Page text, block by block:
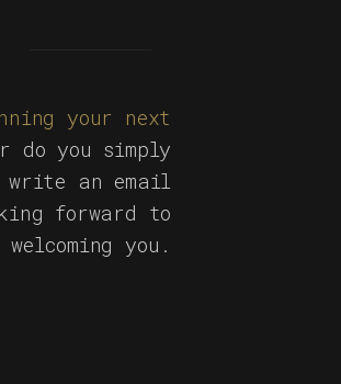
your next
do you simply
an email
forward to
welcoming you.